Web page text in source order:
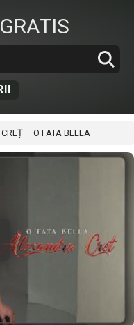
– O FATA BELLA